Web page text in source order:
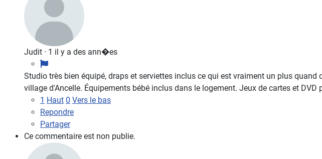
Judit · 1 il y a des ann�es
Studio très bien équipé, draps et serviettes inclus ce qui est vraiment un plus
village d'Ancelle. Équipements bébé inclus dans le logement. Jeux de cartes et
1 Haut 0 Vers le bas
Repondre
Partager
Ce commentaire est non publie.